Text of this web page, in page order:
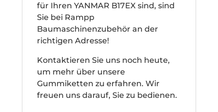
für Ihren YANMAR B17EX sind, sind
Sie bei Rampp
Baumaschinenzubehör an der
richtigen Adresse!
Kontaktieren Sie uns noch heute,
um mehr über unsere
Gummiketten zu erfahren. Wir
freuen uns darauf, Sie zu bedienen.